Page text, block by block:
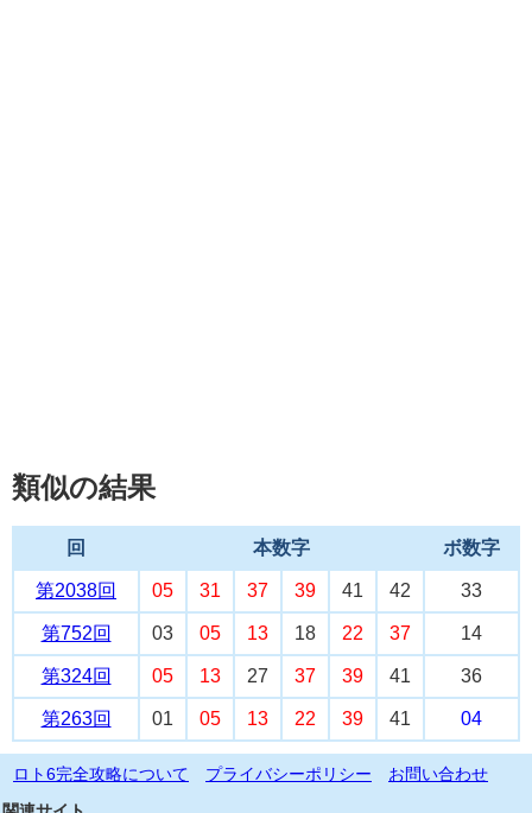
類似の結果
回 本数字 ボ数字
第2038回 05 31 37 39 41 42 33
第752回 03 05 13 18 22 37 14
第324回 05 13 27 37 39 41 36
第263回 01 05 13 22 39 41 04
ロト6完全攻略について プライバシーポリシー
お問い合わせ